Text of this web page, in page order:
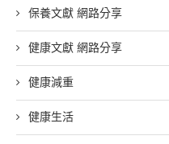
保養文獻 網路分享
健康文獻 網路分享
健康減重
健康生活